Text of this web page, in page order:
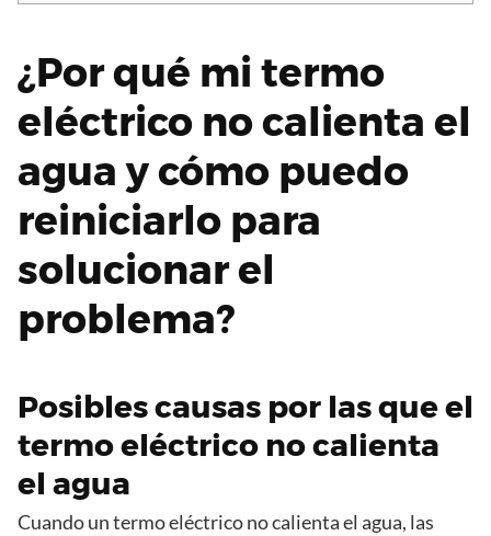
¿Por qué mi termo
eléctrico no calienta el
agua y cómo puedo
reiniciarlo para
solucionar el
problema?
Posibles causas por las que el
termo eléctrico no calienta
el agua
Cuando un termo eléctrico no calienta el agua, las